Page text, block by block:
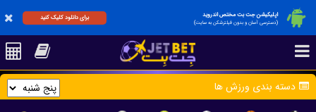
اپلیکیشن جت بت مختص اندروید
(دسترسی آسان و بدون فیلترشکن به سایت)
برای دانلود کلیک کنید
دسته بندی ورزش ها